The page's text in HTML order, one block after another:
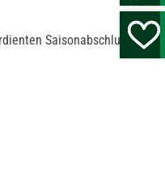
Saisonabschluss!